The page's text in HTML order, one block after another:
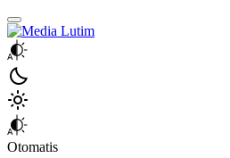
Media Lutim
Info untuk Lutim
Otomatis